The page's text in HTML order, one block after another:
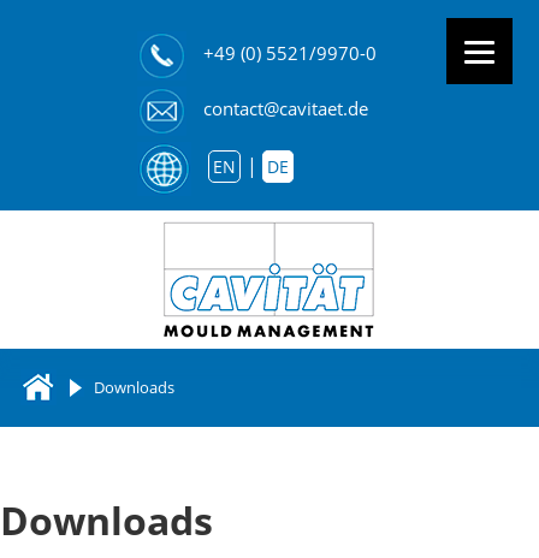
+49 (0) 5521/9970-0
contact@cavitaet.de
EN DE
Downloads
Downloads